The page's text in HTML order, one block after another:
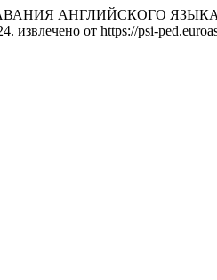
АНГЛИЙСКОГО
извлечено от https://psi-